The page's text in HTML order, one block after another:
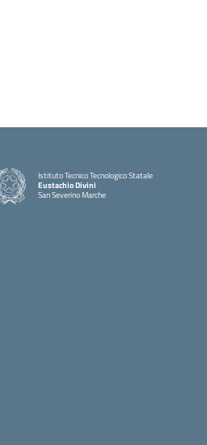
Istituto Tecnico Tecnologico Statale
Eustachio Divini
San Severino Marche